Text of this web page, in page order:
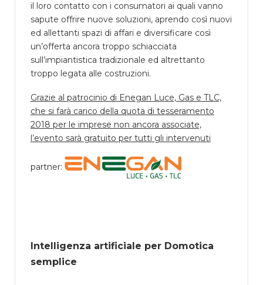
il loro contatto con i consumatori ai quali vanno
sapute offrire nuove soluzioni, aprendo così nuovi
ed allettanti spazi di affari e diversificare così
un’offerta ancora troppo schiacciata
sull’impiantistica tradizionale ed altrettanto
troppo legata alle costruzioni.
Grazie al patrocinio di Enegan Luce, Gas e TLC,
che si farà carico della quota di tesseramento
2018 per le imprese non ancora associate,
l’evento sarà gratuito per tutti gli intervenuti
partner:
Intelligenza artificiale per Domotica
semplice